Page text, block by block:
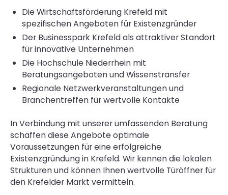
Die Wirtschaftsförderung Krefeld mit
spezifischen Angeboten für Existenzgründer
Der Businesspark Krefeld als attraktiver Standort
für innovative Unternehmen
Die Hochschule Niederrhein mit
Beratungsangeboten und Wissenstransfer
Regionale Netzwerkveranstaltungen und
Branchentreffen für wertvolle Kontakte
In Verbindung mit unserer umfassenden Beratung
schaffen diese Angebote optimale
Voraussetzungen für eine erfolgreiche
Existenzgründung in Krefeld. Wir kennen die lokalen
Strukturen und können Ihnen wertvolle Türöffner für
den Krefelder Markt vermitteln.